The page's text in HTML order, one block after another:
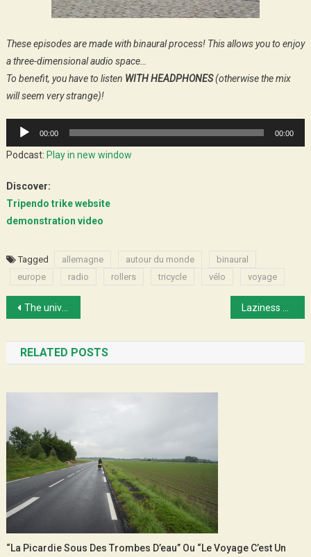
These episodes are made with binaural process! This allows you to enjoy
a three-dimensional audio space…
To benefit, you have to listen WITH HEADPHONES(otherwise the mix
will seem very strange)!
Audio
Player
00:00 00:00
Podcast: Play in new window
Discover:
Tripendo trike website
demonstration video
Tagged allemagne autour du monde
binaural
europe
radio rollers tricycle vélo voyage
Post
navigation
The universality of things… Laziness along the banks of the Mekong River
RELATED POSTS
“La Picardie Sous Des Trombes D’eau” Ou “le Voyage C’est Un